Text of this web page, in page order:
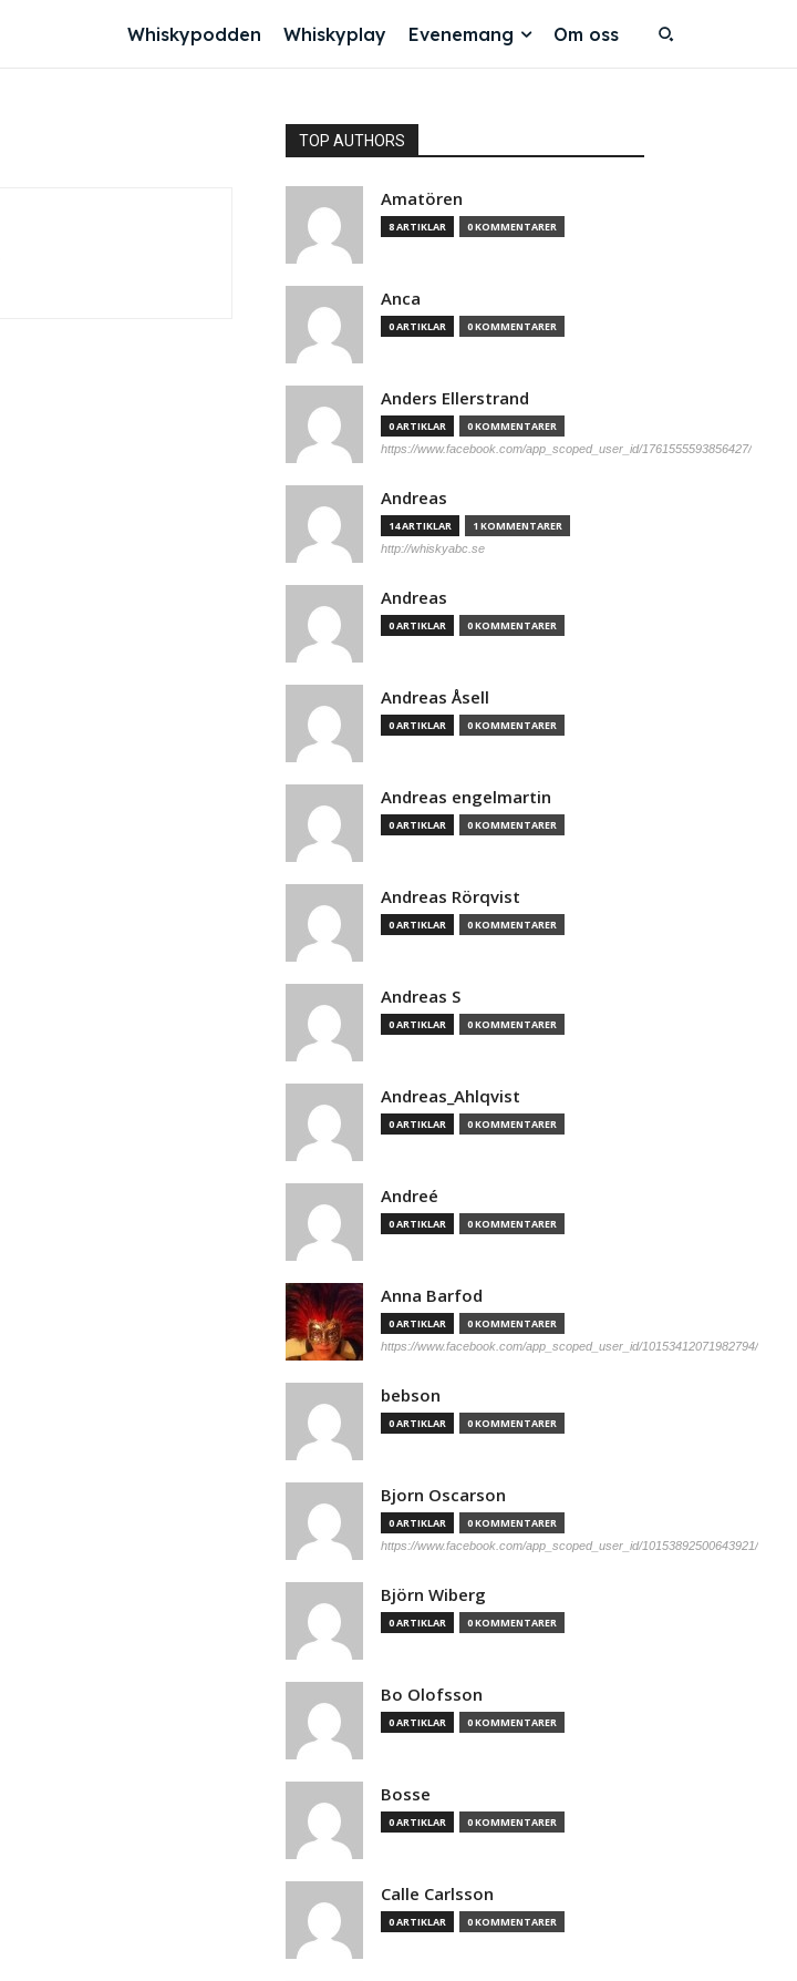
Whiskypodden Whiskyplay Evenemang Om oss
TOP AUTHORS
Amatören
8 ARTIKLAR 0 KOMMENTARER
Anca
0 ARTIKLAR 0 KOMMENTARER
Anders Ellerstrand
0 ARTIKLAR 0 KOMMENTARER
https://www.facebook.com/app_scoped_user_id/1761555593856427/
Andreas
14 ARTIKLAR 1 KOMMENTARER
http://whiskyabc.se
Andreas
0 ARTIKLAR 0 KOMMENTARER
Andreas Åsell
0 ARTIKLAR 0 KOMMENTARER
Andreas engelmartin
0 ARTIKLAR 0 KOMMENTARER
Andreas Rörqvist
0 ARTIKLAR 0 KOMMENTARER
Andreas S
0 ARTIKLAR 0 KOMMENTARER
Andreas_Ahlqvist
0 ARTIKLAR 0 KOMMENTARER
Andreé
0 ARTIKLAR 0 KOMMENTARER
Anna Barfod
0 ARTIKLAR 0 KOMMENTARER
https://www.facebook.com/app_scoped_user_id/10153412071982794/
bebson
0 ARTIKLAR 0 KOMMENTARER
Bjorn Oscarson
0 ARTIKLAR 0 KOMMENTARER
https://www.facebook.com/app_scoped_user_id/10153892500643921/
Björn Wiberg
0 ARTIKLAR 0 KOMMENTARER
Bo Olofsson
0 ARTIKLAR 0 KOMMENTARER
Bosse
0 ARTIKLAR 0 KOMMENTARER
Calle Carlsson
0 ARTIKLAR 0 KOMMENTARER